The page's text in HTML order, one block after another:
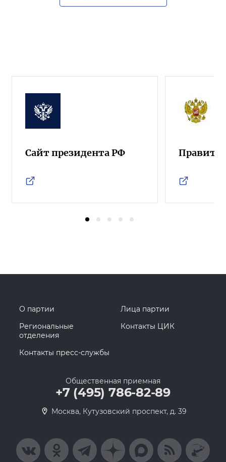
Сайт президента РФ
О партии
Лица партии
Региональные
отделения
Контакты ЦИК
Контакты пресс-службы
Общественная приемная
+7 (495) 786-82-89
Москва, Кутузовский проспект, д. 39